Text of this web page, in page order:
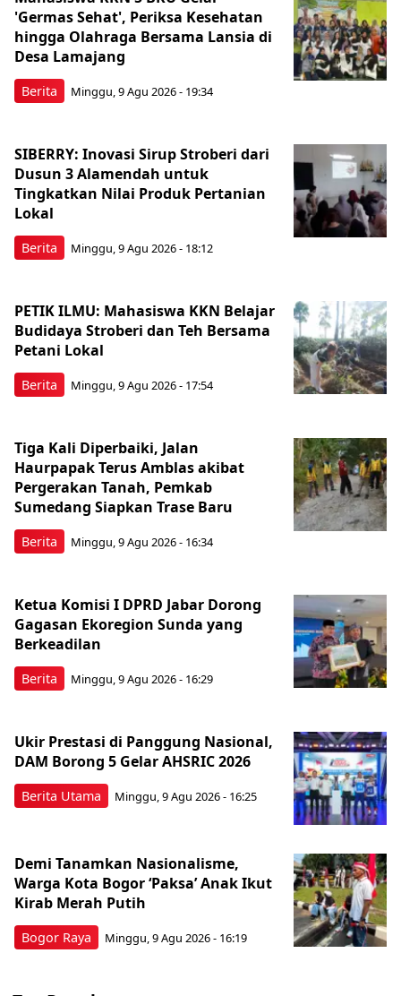
Berita
'Germas Sehat', Periksa Kesehatan
hingga Olahraga Bersama Lansia di
Desa Lamajang
Minggu, 9 Agu 2026 - 19:34
Berita
SIBERRY: Inovasi Sirup Stroberi dari
Dusun 3 Alamendah untuk
Tingkatkan Nilai Produk Pertanian
Lokal
Minggu, 9 Agu 2026 - 18:12
Berita
PETIK ILMU: Mahasiswa KKN Belajar
Budidaya Stroberi dan Teh Bersama
Petani Lokal
Minggu, 9 Agu 2026 - 17:54
Berita
Tiga Kali Diperbaiki, Jalan
Haurpapak Terus Amblas akibat
Pergerakan Tanah, Pemkab
Sumedang Siapkan Trase Baru
Minggu, 9 Agu 2026 - 16:34
Berita
Ketua Komisi I DPRD Jabar Dorong
Gagasan Ekoregion Sunda yang
Berkeadilan
Minggu, 9 Agu 2026 - 16:29
Berita Utama
Ukir Prestasi di Panggung Nasional,
DAM Borong 5 Gelar AHSRIC 2026
Minggu, 9 Agu 2026 - 16:25
Bogor Raya
Demi Tanamkan Nasionalisme,
Warga Kota Bogor ‘Paksa’ Anak Ikut
Kirab Merah Putih
Minggu, 9 Agu 2026 - 16:19